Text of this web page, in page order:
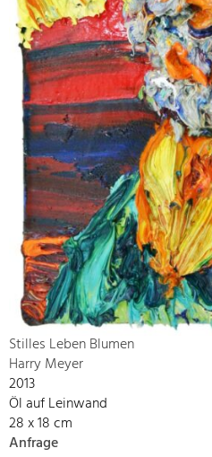
Stilles Leben Blumen
Harry Meyer
2013
Öl auf Leinwand
28 x 18 cm
Anfrage